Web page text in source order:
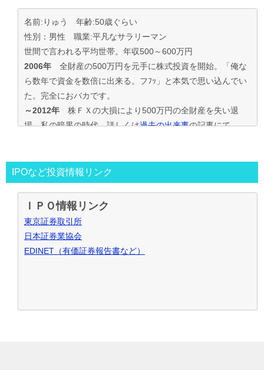
名前:りゅう 年齢:50歳ぐらい
性別：男性 職業:平凡なサラリーマン
世間で言われる平均世帯。年収500～600万円
2006年 全財産の500万円を元手に株式投資を開始。「俺な
ら数年で資金を数倍に出来る。フﾌｯ」と本気で思い込んでい
た。完全におバカです。
～2012年 株ＦＸの大損により500万円の全財産を失い退
場。私の暗黒の時代。詳しくは過去の出来事の記事にて
投資の王道は手堅くｺﾂｺﾂ長期間、実践して利益を積上げて行
く事と気付く。
IPO投資で毎年50万円ずつ増やす目標。
～2016年目標を大きく上回り500万円の大損分を取り戻す
事が出来た。
2017年～資金も順調に増えたのでIPO投資資金を500万円
で残りの資金でIPOｾｶﾝﾀﾞﾘｰ･ﾛﾎﾞｱﾄﾞﾊﾞｲｻﾞｰ･ｿｰｼｬﾙﾚﾝﾃﾞｨﾝｸﾞ･暴
IPOなど投資情報リンク
ＩＰＯ情報リンク
東京証券取引所
日本証券業協会
EDINET（有価証券報告書など）